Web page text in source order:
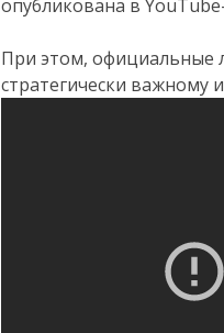
опубликована в
При этом, официальные
стратегически важному